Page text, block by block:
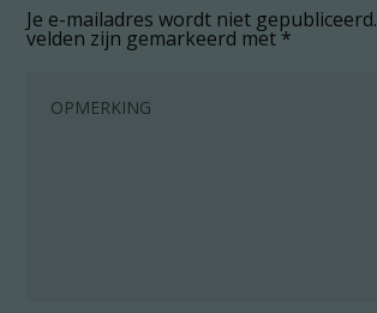
Je e-mailadres wordt niet gepubliceerd.
velden zijn gemarkeerd met*